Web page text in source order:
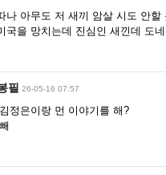
나 아무도 저 새끼 암살 시도 안할
국을 망치는데 진심인 새낀데 도
필 26-05-16 07:57
정은이랑 먼 이야기를 해?